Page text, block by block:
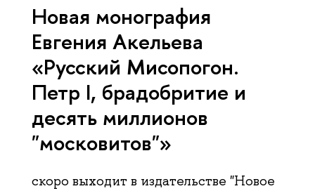
Новая монография
Евгения Акельева
«Русский Мисопогон.
Петр I, брадобритие и
десять миллионов
"московитов"»
скоро выходит в издательстве "Новое